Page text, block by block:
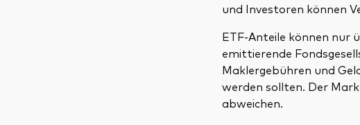
und Investoren können
ETF-Anteile können nur
emittierende
Maklergebühren und
werden sollten. Der
abweichen.